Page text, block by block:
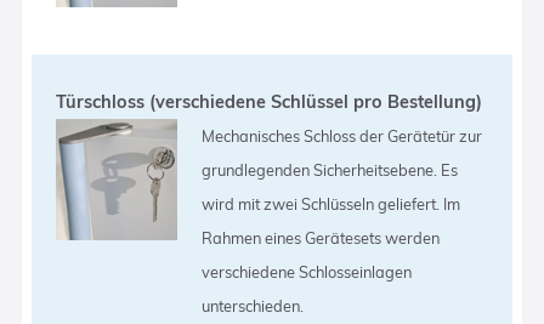
Türschloss (verschiedene Schlüssel pro Bestellung)
Mechanisches Schloss der Gerätetür zur
grundlegenden Sicherheitsebene. Es
wird mit zwei Schlüsseln geliefert. Im
Rahmen eines Gerätesets werden
verschiedene Schlosseinlagen
unterschieden.